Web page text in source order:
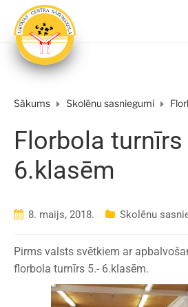
Sākums Skolēnu sasniegumi
Florbola turnīrs
6.klasēm
8. maijs, 2018. Skolēnu
Pirms valsts svētkiem ar
florbola turnīrs 5.- 6.klasēm.